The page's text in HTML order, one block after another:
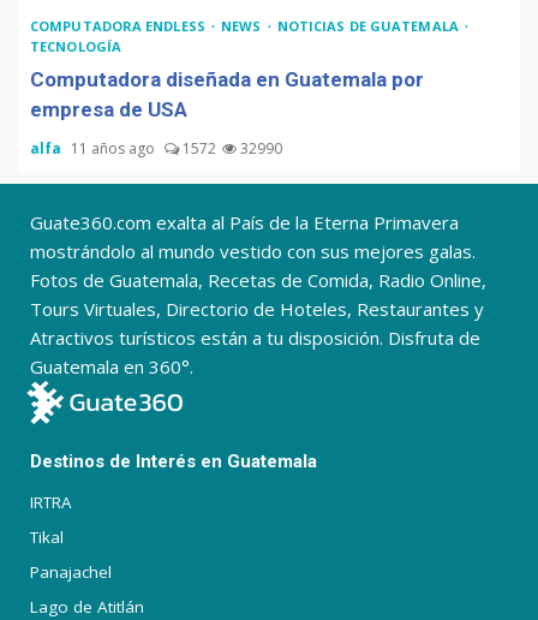
COMPUTADORA ENDLESS NEWS
NOTICIAS DE GUATEMALA
TECNOLOGÍA
Computadora diseñada en Guatemala por
empresa de USA
alfa 11 años ago 1572 32990
Guate360.com exalta al País de la Eterna Primavera
mostrándolo al mundo vestido con sus mejores galas.
Fotos de Guatemala, Recetas de Comida, Radio Online,
Tours Virtuales, Directorio de Hoteles, Restaurantes y
Atractivos turísticos están a tu disposición. Disfruta de
Guatemala en 360°.
Destinos de Interés en Guatemala
IRTRA
Tikal
Panajachel
Lago de Atitlán